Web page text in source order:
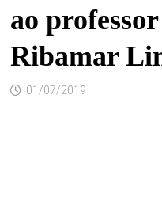
ao
Ribamar
01/07/2019